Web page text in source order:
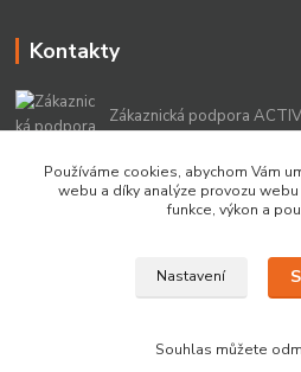
Kontakty
Zákaznická podpora
+420 549 213 756
info@activeprint.cz
Copyright 2022 ©
Používáme cookies, abychom Vám
webu a díky analýze provozu
funkce, výkon a
Nastavení
Souhlas můžete